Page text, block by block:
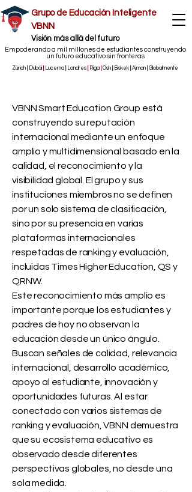
Grupo de Educación Inteligente
VBNN
​Visión más allá del futuro
Empoderando a mil millones de estudiantes construyendo
un futuro educativo sin fronteras
Zúrich Dubái Lucerna Londres Riga Osh Biskek Ajman Globalmente
VBNN Smart Education Group está
construyendo su reputación
internacional mediante un enfoque
amplio y multidimensional basado en la
calidad, el reconocimiento y la
visibilidad global. El grupo y sus
instituciones miembros no se definen
por un solo sistema de clasificación,
sino por su presencia en varias
plataformas internacionales
respetadas de ranking y evaluación,
incluidas Times Higher Education, QS y
QRNW.
Este reconocimiento más amplio es
importante porque los estudiantes y
padres de hoy no observan la
educación desde un único ángulo.
Buscan señales de calidad, relevancia
internacional, desarrollo académico,
apoyo al estudiante, innovación y
oportunidades futuras. Al estar
conectado con varios sistemas de
ranking y evaluación, VBNN demuestra
que su ecosistema educativo es
observado desde diferentes
perspectivas globales, no desde una
sola medida.